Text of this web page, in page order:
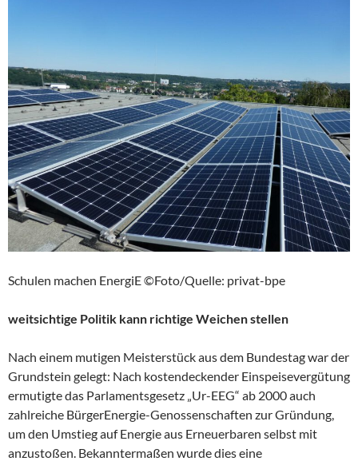
Schulen machen EnergiE ©Foto/Quelle: privat-bpe
weitsichtige Politik kann richtige Weichen stellen
Nach einem mutigen Meisterstück aus dem Bundestag war der
Grundstein gelegt: Nach kostendeckender Einspeisevergütung
ermutigte das Parlamentsgesetz „Ur-EEG“ ab 2000 auch
zahlreiche BürgerEnergie-Genossenschaften zur Gründung,
um den Umstieg auf Energie aus Erneuerbaren selbst mit
anzustoßen. Bekanntermaßen wurde dies eine